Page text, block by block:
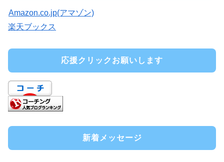
Amazon.co.jp(アマゾン)
楽天ブックス
応援クリックお願いします
新着メッセージ